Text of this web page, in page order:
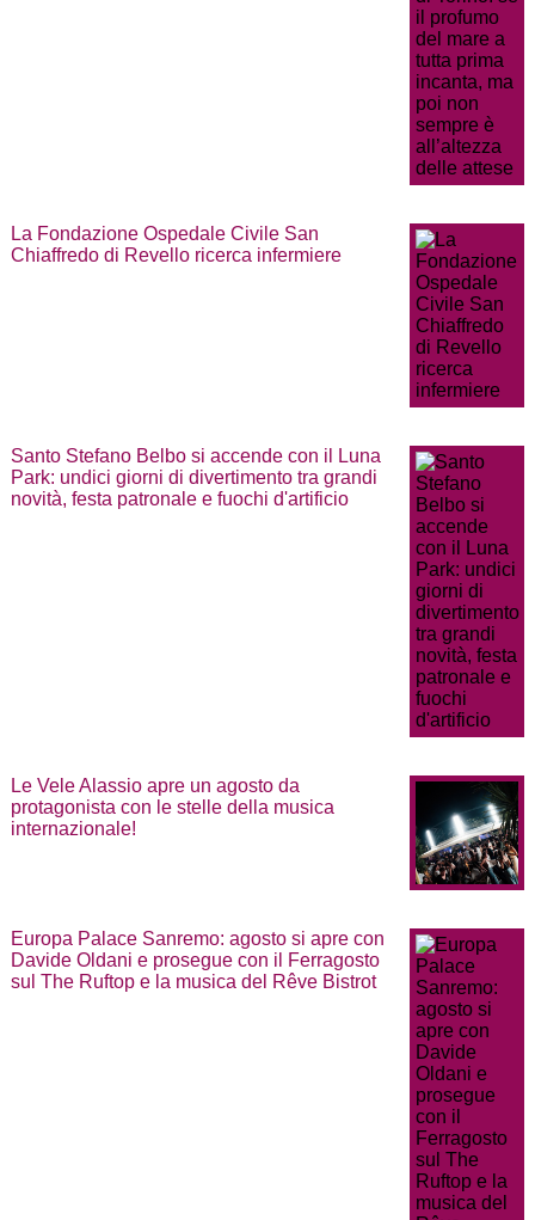
La Fondazione Ospedale Civile San
Chiaffredo di Revello ricerca infermiere
Santo Stefano Belbo si accende con il Luna
Park: undici giorni di divertimento tra grandi
novità, festa patronale e fuochi d'artificio
Le Vele Alassio apre un agosto da
protagonista con le stelle della musica
internazionale!
Europa Palace Sanremo: agosto si apre con
Davide Oldani e prosegue con il Ferragosto
sul The Ruftop e la musica del Rêve Bistrot